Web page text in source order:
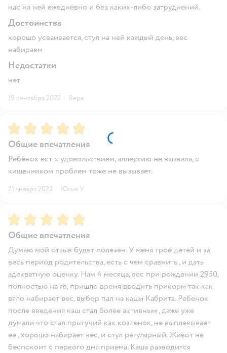
нас на ней ежедневно и без каких-либо затруднений.
Достоинства
хорошо усваивается, стул на ней каждый день, вес
набираем
Недостатки
нет
19 сентября 2022 · Вера
Рейтинг:5
Общие впечатления
Ребёнок ест с удовольствием, аллергию не вызвала, с
кишечником проблем тоже не вызывает.
21 января 2023 · Юлия У.
Рейтинг:5
Общие впечатления
Думаю мой отзыв будет полезен. У меня трое детей и за
весь период родительства, есть с чем сравнить , и дать
адекватную оценку. Нам 4 месяца, вес при рождении 2950,
полностью на гв, пришло время вводить прикорм так как
вяло набирает вес, выбор пал на каши Кабрита. Ребенок
после введения каш стал более активным , даже уже
думали что стал прыгучий как козленок, не выплевывает
ее , хорошо набирает вес, и стул регулярный. Живот не
беспокоит с первого дня приема. Каша разводится